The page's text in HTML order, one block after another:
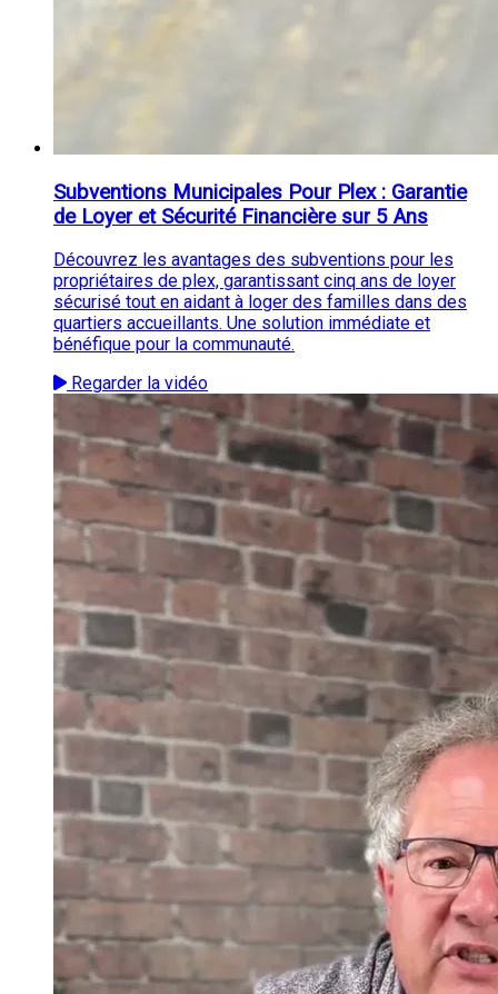
Subventions Municipales Pour Plex : Garantie
de Loyer et Sécurité Financière sur 5 Ans
Découvrez les avantages des subventions pour les
propriétaires de plex, garantissant cinq ans de loyer
sécurisé tout en aidant à loger des familles dans des
quartiers accueillants. Une solution immédiate et
bénéfique pour la communauté.
Regarder la vidéo